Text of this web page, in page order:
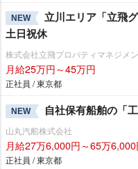
NEW
立川エリア「立飛
土日祝休
株式会社立飛プロパティマネジメ
月給25万円～45万円
正社員 / 東京都
NEW 自社保有船舶の「
山丸汽船株式会社
月給27万6,000円～65万6,000
正社員 / 東京都